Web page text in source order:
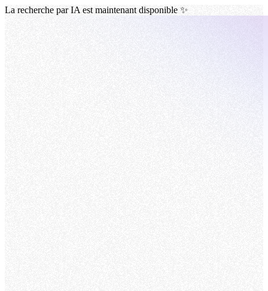
La recherche par IA est maintenant disponible ✨